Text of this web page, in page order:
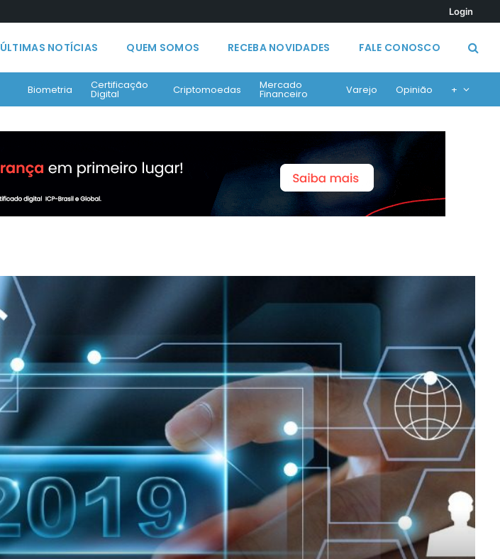
Login
ÚLTIMAS NOTÍCIAS QUEM SOMOS RECEBA NOVIDADES FALE CONOSCO
Biometria Certificação
Digital Criptomoedas Mercado
Financeiro Varejo Opinião +